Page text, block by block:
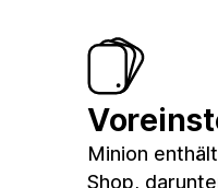
Minion
Shop,